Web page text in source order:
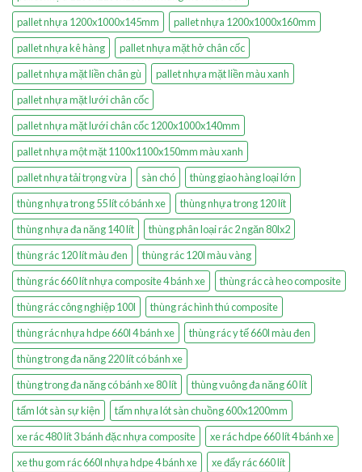
pallet nhựa 1200x1000x145mm
pallet nhựa 1200x1000x160mm
pallet nhựa kê hàng
pallet nhựa mặt hở chân cốc
pallet nhựa mặt liền chân gù
pallet nhựa mặt liền màu xanh
pallet nhựa mặt lưới chân cốc
pallet nhựa mặt lưới chân cốc 1200x1000x140mm
pallet nhựa một mặt 1100x1100x150mm màu xanh
pallet nhựa tải trọng vừa
sàn chó
thùng giao hàng loại lớn
thùng nhựa trong 55 lít có bánh xe
thùng nhựa trong 120 lít
thùng nhựa đa năng 140 lít
thùng phân loại rác 2 ngăn 80lx2
thùng rác 120 lít màu đen
thùng rác 120l màu vàng
thùng rác 660 lít nhựa composite 4 bánh xe
thùng rác cà heo composite
thùng rác công nghiệp 100l
thùng rác hình thú composite
thùng rác nhựa hdpe 660l 4 bánh xe
thùng rác y tế 660l màu đen
thùng trong đa năng 220 lít có bánh xe
thùng trong đa năng có bánh xe 80 lít
thùng vuông đa năng 60 lít
tấm lót sàn sự kiện
tấm nhựa lót sàn chuồng 600x1200mm
xe rác 480 lít 3 bánh đặc nhựa composite
xe rác hdpe 660 lít 4 bánh xe
xe thu gom rác 660l nhựa hdpe 4 bánh xe
xe đẩy rác 660 lít